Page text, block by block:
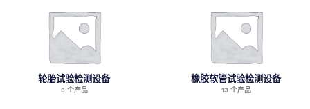
轮胎试验检测设备
5 个产品
橡胶软管试验检测设备
13 个产品